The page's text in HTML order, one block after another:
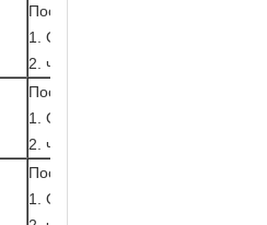
После 2 часов спасения
1. Отсутствие визуального
2. частота Тол.<>
После 2 часов спасения
1. Отсутствие визуального
2. частота Тол.<>
После 2 часов спасения
1. Отсутствие визуального